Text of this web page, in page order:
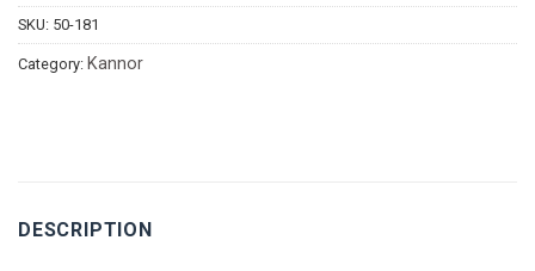
SKU: 50-181
Category: Kannor
DESCRIPTION